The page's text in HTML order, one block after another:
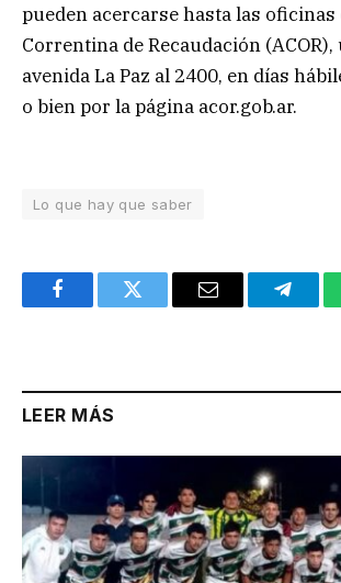
pueden acercarse hasta las oficinas
Correntina de Recaudación (ACOR),
avenida La Paz al 2400, en días
o bien por la página acor.gob.ar.
Lo que hay que saber
FacebookTwitter Email
LEER MÁS